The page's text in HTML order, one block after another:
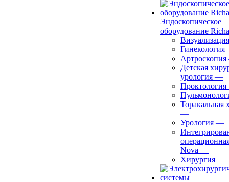
Эндоскопическое
оборудование
Визуализация
Гинекология
Артроскопия
Детская
урология —
Проктология
Торакальная
—
Урология —
Nova —
Хирургия